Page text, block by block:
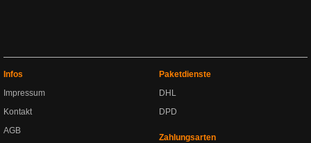
Infos
Impressum
Kontakt
AGB
Paketdienste
DHL
DPD
Zahlungsarten